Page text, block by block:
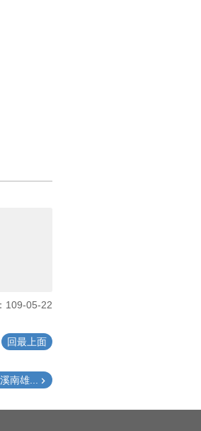
109-05-22
回最上面
南雄...